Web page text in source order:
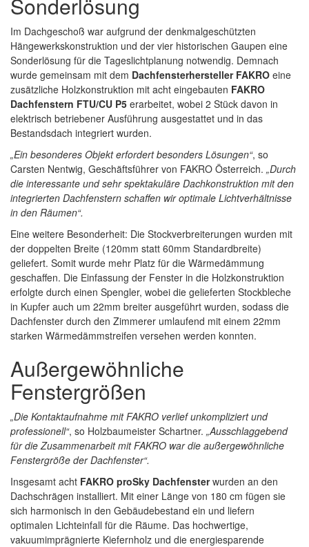
Sonderlösung
Im Dachgeschoß war aufgrund der denkmalgeschützten
Hängewerkskonstruktion und der vier historischen Gaupen eine
Sonderlösung für die Tageslichtplanung notwendig. Demnach
wurde gemeinsam mit dem Dachfensterhersteller FAKRO eine
zusätzliche Holzkonstruktion mit acht eingebauten FAKRO
Dachfenstern FTU/CU P5 erarbeitet, wobei 2 Stück davon in
elektrisch betriebener Ausführung ausgestattet und in das
Bestandsdach integriert wurden.
„Ein besonderes Objekt erfordert besonders Lösungen“, so
Carsten Nentwig, Geschäftsführer von FAKRO Österreich. „Durch
die interessante und sehr spektakuläre Dachkonstruktion mit den
integrierten Dachfenstern schaffen wir optimale Lichtverhältnisse
in den Räumen“.
Eine weitere Besonderheit: Die Stockverbreiterungen wurden mit
der doppelten Breite (120mm statt 60mm Standardbreite)
geliefert. Somit wurde mehr Platz für die Wärmedämmung
geschaffen. Die Einfassung der Fenster in die Holzkonstruktion
erfolgte durch einen Spengler, wobei die gelieferten Stockbleche
in Kupfer auch um 22mm breiter ausgeführt wurden, sodass die
Dachfenster durch den Zimmerer umlaufend mit einem 22mm
starken Wärmedämmstreifen versehen werden konnten.
Außergewöhnliche
Fenstergrößen
„Die Kontaktaufnahme mit FAKRO verlief unkompliziert und
professionell“, so Holzbaumeister Schartner. „Ausschlaggebend
für die Zusammenarbeit mit FAKRO war die außergewöhnliche
Fenstergröße der Dachfenster“.
Insgesamt acht FAKRO proSky Dachfensterwurden an den
Dachschrägen installiert. Mit einer Länge von 180 cm fügen sie
sich harmonisch in den Gebäudebestand ein und liefern
optimalen Lichteinfall für die Räume. Das hochwertige,
vakuumimprägnierte Kiefernholz und die energiesparende